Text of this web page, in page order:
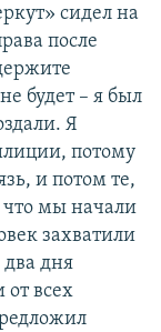
сидел на
после
будет – я был
Я
потому
и потом те,
что мы начали
захватили
два дня
всех